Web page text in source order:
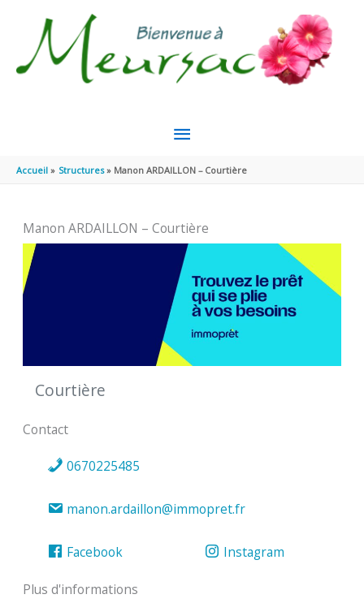
MENU
PRINCIPAL
Accueil Structures Manon ARDAILLON – Courtière
Manon ARDAILLON – Courtière
Courtière
Contact
0670225485
manon.ardaillon@immopret.fr
Facebook Instagram
Plus d'informations